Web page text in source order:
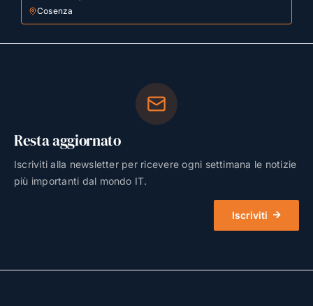
Cosenza
Resta aggiornato
Iscriviti alla newsletter per ricevere ogni settimana le notizie
più importanti dal mondo IT.
Iscriviti